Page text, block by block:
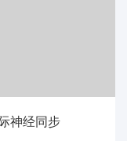
神经同步